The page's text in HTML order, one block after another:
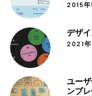
2015
デザ
2021
ユー
ンプ